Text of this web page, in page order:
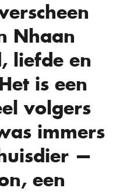
Nhaan
liefde en
is een
volgers
immers
—
een